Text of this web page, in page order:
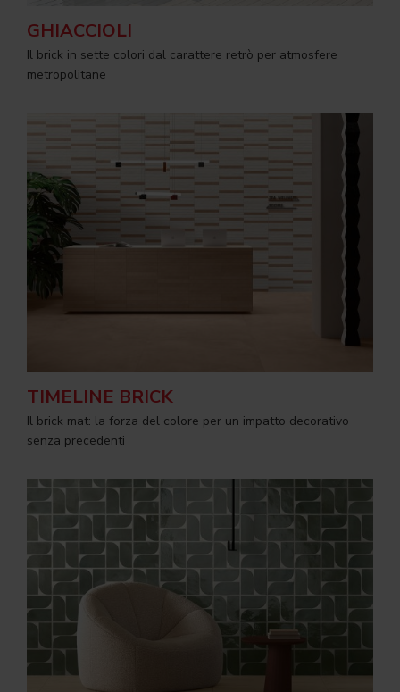
GHIACCIOLI
Il brick in sette colori dal carattere retrò per atmosfere
metropolitane
TIMELINE BRICK
Il brick mat: la forza del colore per un impatto decorativo
senza precedenti